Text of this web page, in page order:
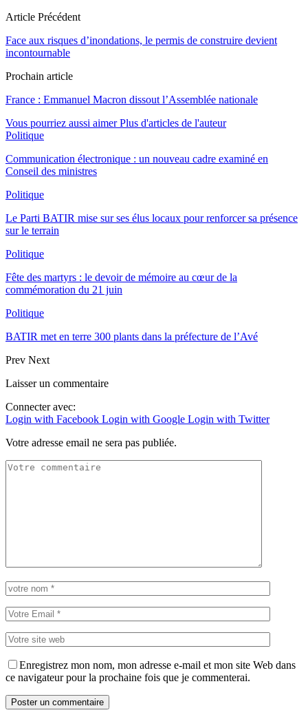
Article Précédent
Face aux risques d’inondations, le permis de construire devient
incontournable
Prochain article
France : Emmanuel Macron dissout l’Assemblée nationale
Vous pourriez aussi aimer Plus d'articles de l'auteur
Politique
Communication électronique : un nouveau cadre examiné en
Conseil des ministres
Politique
Le Parti BATIR mise sur ses élus locaux pour renforcer sa présence
sur le terrain
Politique
Fête des martyrs : le devoir de mémoire au cœur de la
commémoration du 21 juin
Politique
BATIR met en terre 300 plants dans la préfecture de l’Avé
Prev Next
Laisser un commentaire
Connecter avec:
Login with Facebook Login with Google Login with Twitter
Votre adresse email ne sera pas publiée.
Enregistrez mon nom, mon adresse e-mail et mon site Web dans
ce navigateur pour la prochaine fois que je commenterai.